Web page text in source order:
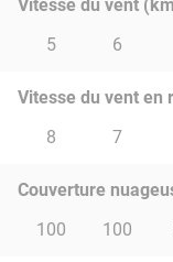
Vitesse du vent
5
6
Vitesse du vent en
8
7
Couverture
100
100